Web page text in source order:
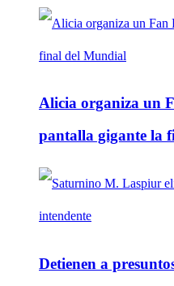
Alicia organiza un
pantalla gigante la
Detienen a